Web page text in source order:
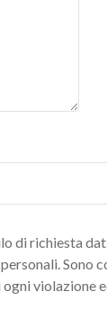
di richiesta
Sono
violazione